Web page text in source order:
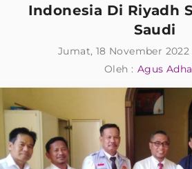
Indonesia Di Riyadh
Saudi
Jumat, 18 November
Oleh : Agus